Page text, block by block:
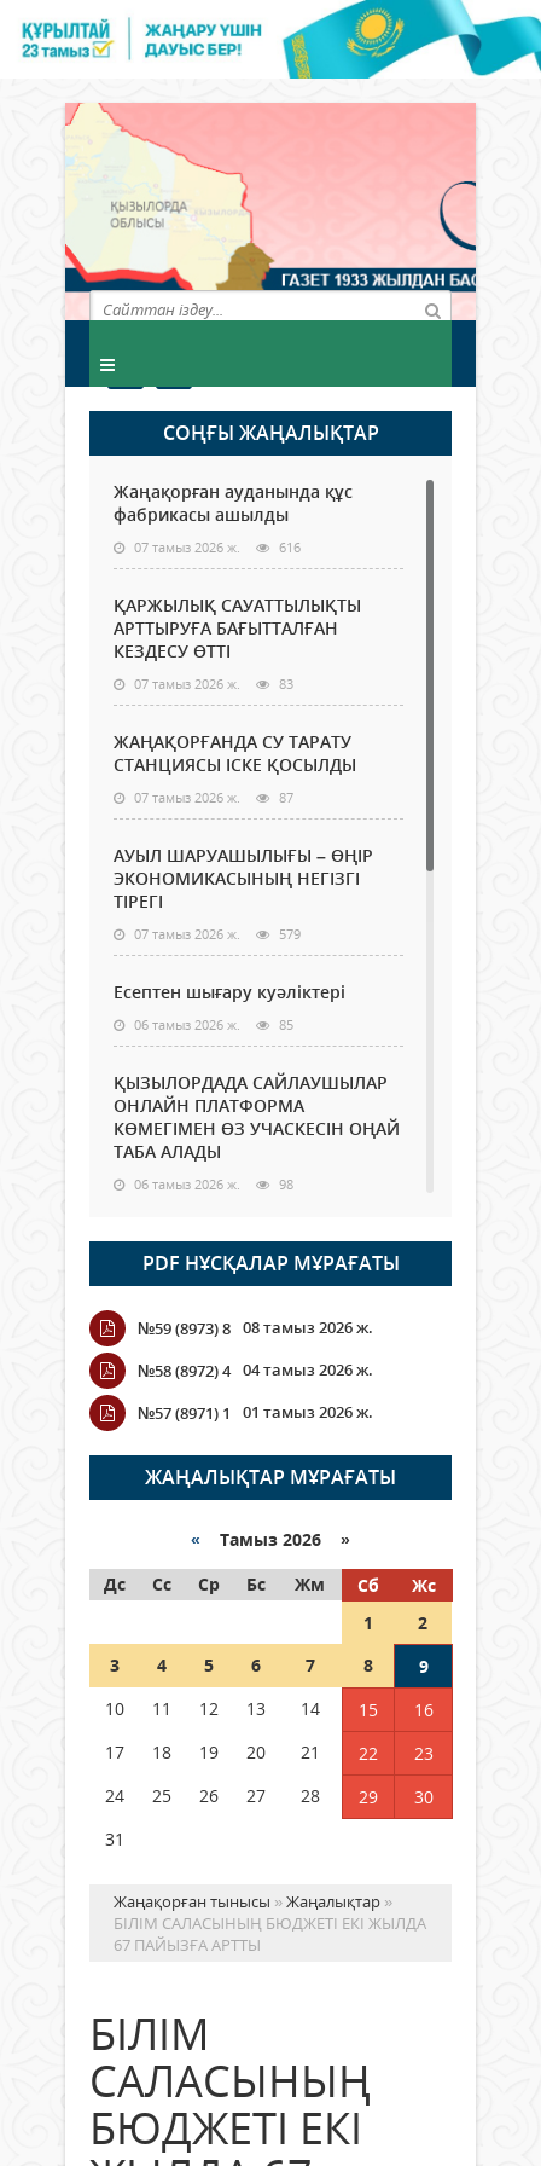
СОҢҒЫ ЖАҢАЛЫҚТАР
Жаңақорған ауданында құс
фабрикасы ашылды
07 тамыз 2026 ж. 616
ҚАРЖЫЛЫҚ САУАТТЫЛЫҚТЫ
АРТТЫРУҒА БАҒЫТТАЛҒАН
КЕЗДЕСУ ӨТТІ
07 тамыз 2026 ж. 83
ЖАҢАҚОРҒАНДА СУ ТАРАТУ
СТАНЦИЯСЫ ІСКЕ ҚОСЫЛДЫ
07 тамыз 2026 ж. 87
АУЫЛ ШАРУАШЫЛЫҒЫ – ӨҢІР
ЭКОНОМИКАСЫНЫҢ НЕГІЗГІ
ТІРЕГІ
07 тамыз 2026 ж. 579
Есептен шығару куәліктері
06 тамыз 2026 ж. 85
ҚЫЗЫЛОРДАДА САЙЛАУШЫЛАР
ОНЛАЙН ПЛАТФОРМА
КӨМЕГІМЕН ӨЗ УЧАСКЕСІН ОҢАЙ
ТАБА АЛАДЫ
06 тамыз 2026 ж. 98
Open Air: Қызылорда облысы
полиция департаменті 20
мыңнан астам көрерменнің
қауіпсіздігін қамтамасыз етті
06 тамыз 2026 ж.
Wi-Fi ҚАБЫРҒА АРҚЫЛЫ ҚАЛАЙ
ӨТЕДІ?
06 тамыз 2026 ж. 276
граждане Казахстана,
05 тамыз 2026 ж. 157
Шетелде жүрген Қазақстан
азаматтары қалай дауыс бере
PDF НҰСҚАЛАР МҰРАҒАТЫ
№59 (8973) 8 08 тамыз 2026 ж.
№58 (8972) 4 04 тамыз 2026 ж.
№57 (8971) 1
01 тамыз 2026 ж.
ЖАҢАЛЫҚТАР МҰРАҒАТЫ
« Тамыз 2026 »
Дс
Сс Ср Бс Жм Сб
Жс
1
2
3
4 5 6 7 8
9
10
11 12 13 14 15
16
17
18 19 20 21 22
23
24
25 26 27 28 29
30
31
Жаңақорған тынысы »Жаңалықтар »
БІЛІМ САЛАСЫНЫҢ БЮДЖЕТІ ЕКІ ЖЫЛДА
67 ПАЙЫЗҒА АРТТЫ
БІЛІМ
САЛАСЫНЫҢ
БЮДЖЕТІ ЕКІ